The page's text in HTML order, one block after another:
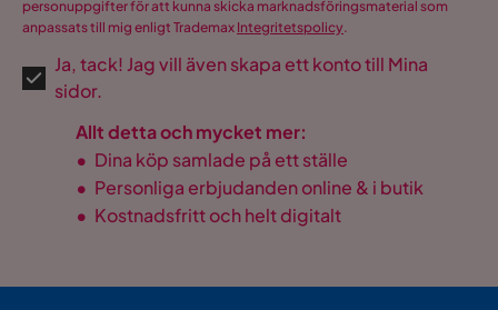
personuppgifter för att kunna skicka marknadsföringsmaterial som
anpassats till mig enligt Trademax Integritetspolicy.
Ja, tack! Jag vill även skapa ett konto till Mina
sidor.
Allt detta och mycket mer:
• Dina köp samlade på ett ställe
• Personliga erbjudanden online & i butik
• Kostnadsfritt och helt digitalt